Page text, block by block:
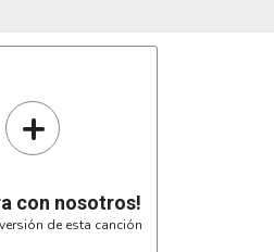
+
con nosotros!
de esta canción